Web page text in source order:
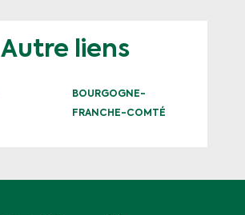
Autre liens
BOURGOGNE-
FRANCHE-COMTÉ